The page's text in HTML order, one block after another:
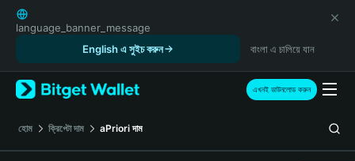
English
日本語
Русский
Español (Latinoamérica)
Türkçe
Italiano
language_banner_message
English এ সুইচ করুন
বাংলা এ চালিয়ে যান
এখনই ডাউনলোড করুন
হোম ক্রিপ্টো দাম aPriori দাম